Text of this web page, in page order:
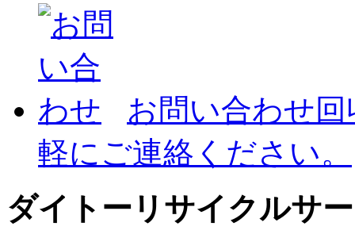
お問い合わせ
軽にご連絡ください。
ダイトーリサイクルサ